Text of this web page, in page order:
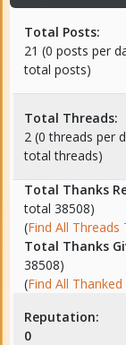
Total Posts:
21 (0 posts per
total posts)
Total Threads:
2 (0 threads per
total threads)
Total Thanks
total 38508)
(Find All Threads
Total Thanks
38508)
(Find All
Reputation:
0